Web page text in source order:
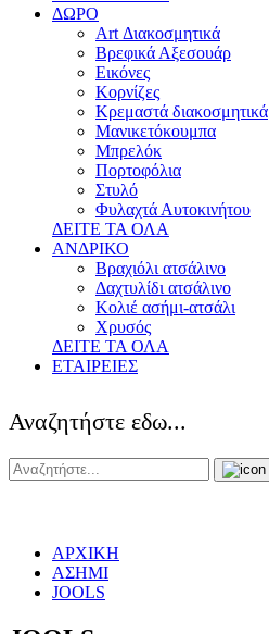
ΔΩΡΟ
Art Διακοσμητικά
Βρεφικά Αξεσουάρ
Εικόνες
Κορνίζες
Κρεμαστά διακοσμητικά
Μανικετόκουμπα
Μπρελόκ
Πορτοφόλια
Στυλό
Φυλαχτά Αυτοκινήτου
ΔΕΙΤΕ ΤΑ ΟΛΑ
ΑΝΔΡΙΚΟ
Βραχιόλι ατσάλινο
Δαχτυλίδι ατσάλινο
Κολιέ ασήμι-ατσάλι
Χρυσός
ΔΕΙΤΕ ΤΑ ΟΛΑ
ΕΤΑΙΡΕΙΕΣ
Αναζητήστε εδω...
ΑΡΧΙΚΗ
ΑΣΗΜΙ
JOOLS